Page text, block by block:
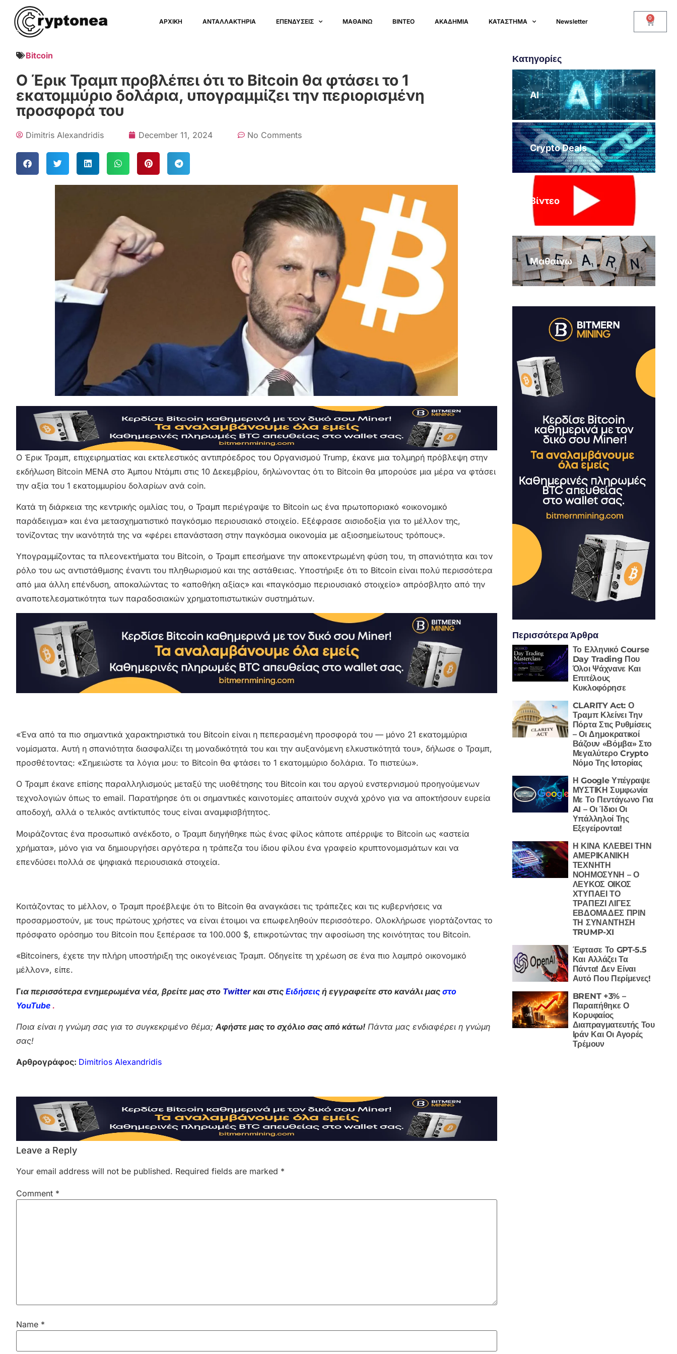
ΑΡΧΙΚΗ ΑΝΤΑΛΛΑΚΤΗΡΙΑ ΕΠΕΝΔΥΣΕΙΣ ΜΑΘΑΙΝΩ ΒΙΝΤΕΟ ΑΚΑΔΗΜΙΑ ΚΑΤΑΣΤΗΜΑ Newsletter 0
Bitcoin
Ο Έρικ Τραμπ προβλέπει ότι το Bitcoin θα φτάσει το 1
εκατομμύριο δολάρια, υπογραμμίζει την περιορισμένη
προσφορά του
Dimitris Alexandridis December 11, 2024 No Comments
Ο Έρικ Τραμπ, επιχειρηματίας και εκτελεστικός αντιπρόεδρος του Οργανισμού Trump, έκανε μια τολμηρή πρόβλεψη στην
εκδήλωση Bitcoin MENA στο Άμπου Ντάμπι στις 10 Δεκεμβρίου, δηλώνοντας ότι το Bitcoin θα μπορούσε μια μέρα να φτάσει
την αξία του 1 εκατομμυρίου δολαρίων ανά coin.
Κατά τη διάρκεια της κεντρικής ομιλίας του, ο Τραμπ περιέγραψε το Bitcoin ως ένα πρωτοποριακό «οικονομικό
παράδειγμα» και ένα μετασχηματιστικό παγκόσμιο περιουσιακό στοιχείο. Εξέφρασε αισιοδοξία για το μέλλον της,
τονίζοντας την ικανότητά της να «φέρει επανάσταση στην παγκόσμια οικονομία με αξιοσημείωτους τρόπους».
Υπογραμμίζοντας τα πλεονεκτήματα του Bitcoin, ο Τραμπ επεσήμανε την αποκεντρωμένη φύση του, τη σπανιότητα και τον
ρόλο του ως αντιστάθμισης έναντι του πληθωρισμού και της αστάθειας. Υποστήριξε ότι το Bitcoin είναι πολύ περισσότερα
από μια άλλη επένδυση, αποκαλώντας το «αποθήκη αξίας» και «παγκόσμιο περιουσιακό στοιχείο» απρόσβλητο από την
αναποτελεσματικότητα των παραδοσιακών χρηματοπιστωτικών συστημάτων.
«Ένα από τα πιο σημαντικά χαρακτηριστικά του Bitcoin είναι η πεπερασμένη προσφορά του — μόνο 21 εκατομμύρια
νομίσματα. Αυτή η σπανιότητα διασφαλίζει τη μοναδικότητά του και την αυξανόμενη ελκυστικότητά του», δήλωσε ο Τραμπ,
προσθέτοντας: «Σημειώστε τα λόγια μου: το Bitcoin θα φτάσει το 1 εκατομμύριο δολάρια. Το πιστεύω».
Ο Τραμπ έκανε επίσης παραλληλισμούς μεταξύ της υιοθέτησης του Bitcoin και του αργού ενστερνισμού προηγούμενων
τεχνολογιών όπως το email. Παρατήρησε ότι οι σημαντικές καινοτομίες απαιτούν συχνά χρόνο για να αποκτήσουν ευρεία
αποδοχή, αλλά ο τελικός αντίκτυπός τους είναι αναμφισβήτητος.
Μοιράζοντας ένα προσωπικό ανέκδοτο, ο Τραμπ διηγήθηκε πώς ένας φίλος κάποτε απέρριψε το Bitcoin ως «αστεία
χρήματα», μόνο για να δημιουργήσει αργότερα η τράπεζα του ίδιου φίλου ένα γραφείο κρυπτονομισμάτων και να
επενδύσει πολλά σε ψηφιακά περιουσιακά στοιχεία.
Κοιτάζοντας το μέλλον, ο Τραμπ προέβλεψε ότι το Bitcoin θα αναγκάσει τις τράπεζες και τις κυβερνήσεις να
προσαρμοστούν, με τους πρώτους χρήστες να είναι έτοιμοι να επωφεληθούν περισσότερο. Ολοκλήρωσε γιορτάζοντας το
πρόσφατο ορόσημο του Bitcoin που ξεπέρασε τα 100.000 $, επικροτώντας την αφοσίωση της κοινότητας του Bitcoin.
«Bitcoiners, έχετε την πλήρη υποστήριξη της οικογένειας Τραμπ. Οδηγείτε τη χρέωση σε ένα πιο λαμπρό οικονομικό
μέλλον», είπε.
Για περισσότερα ενημερωμένα νέα, βρείτε μας στο Twitter και στις Ειδήσεις ή εγγραφείτε στο κανάλι μας στο
YouTube .
Ποια είναι η γνώμη σας για το συγκεκριμένο θέμα; Αφήστε μας το σχόλιο σας από κάτω! Πάντα μας ενδιαφέρει η γνώμη
σας!
Αρθρογράφος: Dimitrios Alexandridis
Leave a Reply
Your email address will not be published. Required fields are marked *
Comment *
Name *
Κατηγορίες
AI
Crypto Deals
Βίντεο
Μαθαίνω
Περισσότερα Άρθρα
Το Ελληνικό Course
Day Trading Που
Όλοι Ψάχνανε Και
Επιτέλους
Κυκλοφόρησε
CLARITY Act: Ο
Τραμπ Κλείνει Την
Πόρτα Στις Ρυθμίσεις
– Οι Δημοκρατικοί
Βάζουν «Βόμβα» Στο
Μεγαλύτερο Crypto
Νόμο Της Ιστορίας
Η Google Υπέγραψε
ΜΥΣΤΙΚΗ Συμφωνία
Με Το Πεντάγωνο Για
AI – Οι Ίδιοι Οι
Υπάλληλοί Της
Εξεγείρονται!
Η ΚΙΝΑ ΚΛΕΒΕΙ ΤΗΝ
ΑΜΕΡΙΚΑΝΙΚΗ
ΤΕΧΝΗΤΗ
ΝΟΗΜΟΣΥΝΗ – Ο
ΛΕΥΚΟΣ ΟΙΚΟΣ
ΧΤΥΠΑΕΙ ΤΟ
ΤΡΑΠΕΖΙ ΛΙΓΕΣ
ΕΒΔΟΜΑΔΕΣ ΠΡΙΝ
ΤΗ ΣΥΝΑΝΤΗΣΗ
TRUMP-XI
Έφτασε Το GPT-5.5
Και Αλλάζει Τα
Πάντα! Δεν Είναι
Αυτό Που Περίμενες!
BRENT +3% –
Παραιτήθηκε Ο
Κορυφαίος
Διαπραγματευτής Του
Ιράν Και Οι Αγορές
Τρέμουν